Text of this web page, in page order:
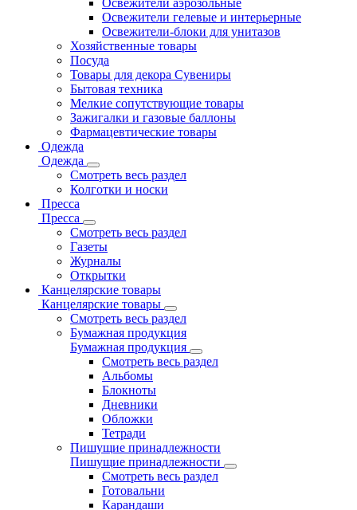
Освежители аэрозольные
Освежители гелевые и интерьерные
Освежители-блоки для унитазов
Хозяйственные товары
Посуда
Товары для декора Сувениры
Бытовая техника
Мелкие сопутствующие товары
Зажигалки и газовые баллоны
Фармацевтические товары
Одежда
Одежда
Смотреть весь раздел
Колготки и носки
Пресса
Пресса
Смотреть весь раздел
Газеты
Журналы
Открытки
Канцелярские товары
Канцелярские товары
Смотреть весь раздел
Бумажная продукция
Бумажная продукция
Смотреть весь раздел
Альбомы
Блокноты
Дневники
Обложки
Тетради
Пишущие принадлежности
Пишущие принадлежности
Смотреть весь раздел
Готовальни
Карандаши